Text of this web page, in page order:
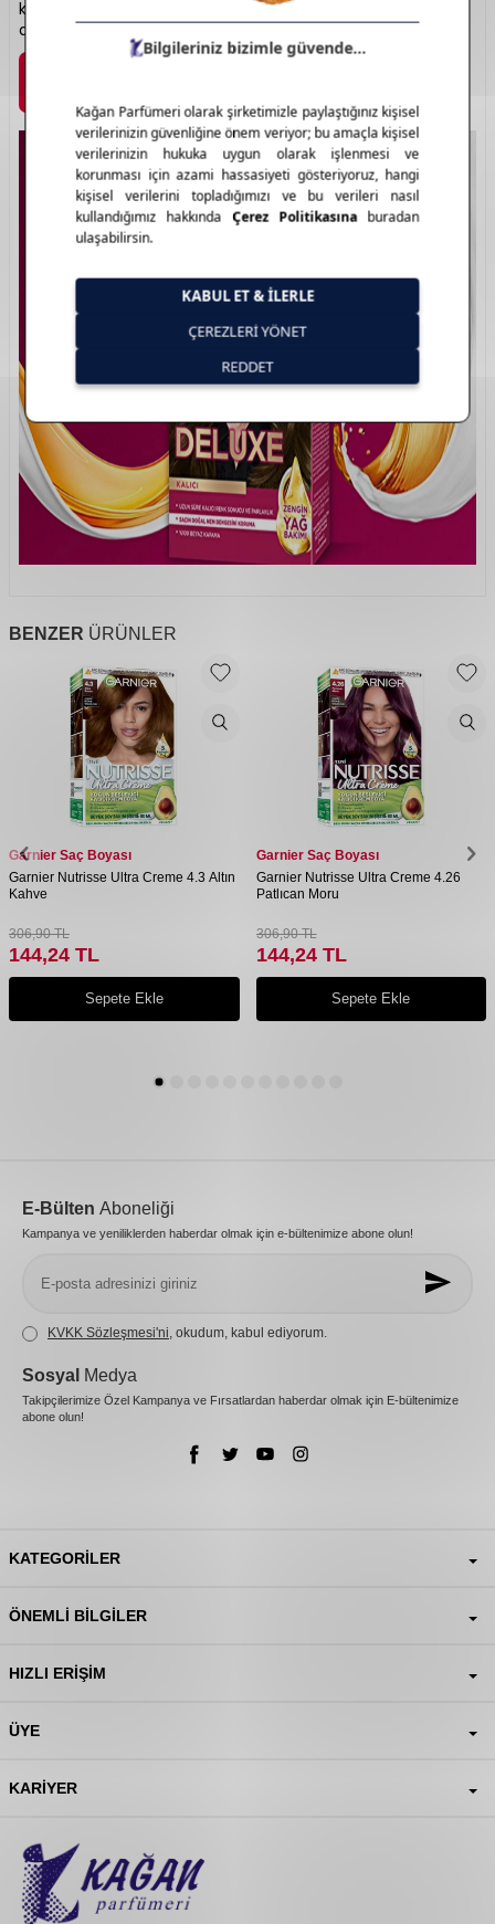
kadar geniş bir renk yelpazesi sunar. Saçta değişiklik
arayanlar için güvenli bir tercihtir.
BENZER ÜRÜNLER
Garnier Saç Boyası
Garnier Nutrisse Ultra Creme 4.3 Altın
Kahve
306,90TL
144,24 TL
Sepete Ekle
Garnier Saç Boyası
Garnier Nutrisse Ultra Creme 4.26
Patlıcan Moru
306,90TL
144,24TL
Sepete Ekle
E-Bülten Aboneliği
Kampanya ve yeniliklerden haberdar olmak için e-bültenimize abone olun!
KVKK Sözleşmesi'ni , okudum, kabul ediyorum.
Sosyal Medya
Takipçilerimize Özel Kampanya ve Fırsatlardan haberdar olmak için E-bültenimize
abone olun!
KATEGORILER
ÖNEMLI BILGILER
HIZLI ERIŞIM
ÜYE
KARIYER